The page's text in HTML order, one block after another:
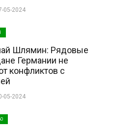
05-2024
Шлямин: Рядовые
Германии не
конфликтов с
05-2024